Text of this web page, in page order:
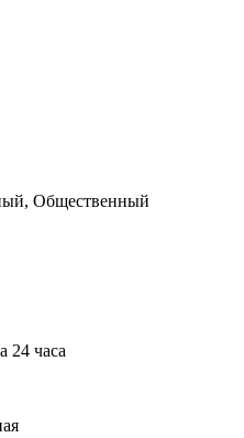
Общественный
24 часа